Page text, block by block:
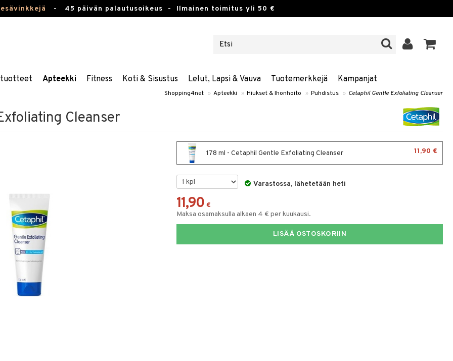
- 45 päivän palautusoikeus - Ilmainen toimitus yli 50 €
Apteekki Fitness Koti & Sisustus Lelut, Lapsi & Vauva Tuotemerkkejä Kampanjat
Shopping4net » Apteekki » Hiukset & Ihonhoito » Puhdistus » Cetaphil Gentle Exfoliating Cleanser
Cleanser
178 ml - Cetaphil Gentle Exfoliating Cleanser 11,90 €
Varastossa, lähetetään heti
11,90 €
Maksa osamaksulla alkaen 4 € per kuukausi.
LISÄÄ OSTOSKORIIN